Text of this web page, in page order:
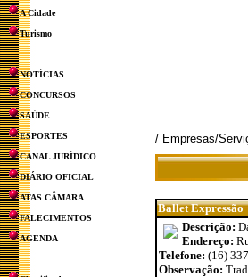
A Cidade
Turismo
NOTÍCIAS
CONCURSOS
SAÚDE
ESPORTES
CANAL JURÍDICO
DIÁRIO OFICIAL
ATAS CÂMARA
FALECIMENTOS
AGENDA
/ Empresas/
Ballet Expressão
Descrição:
Endereço:
Telefone: (16)
Observação: